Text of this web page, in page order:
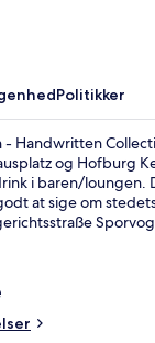
Politikker
- Handwritten
og Hofburg
i baren/
at sige om